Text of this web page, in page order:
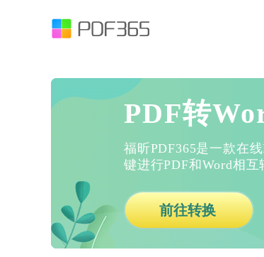
PDF转
福昕PDF365是一款在
键进行PDF和Word相互
前往转换